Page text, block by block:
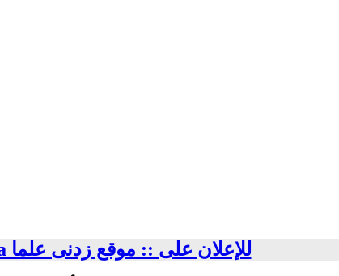
للإعلان على :: موقع زدنى علما zdny3lma ::